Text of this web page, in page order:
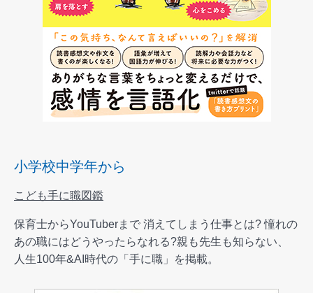
小学校中学年から
こども手に職図鑑
保育士からYouTuberまで 消えてしまう仕事とは? 憧れの
あの職にはどうやったらなれる?親も先生も知らない、
人生100年&AI時代の「手に職」を掲載。